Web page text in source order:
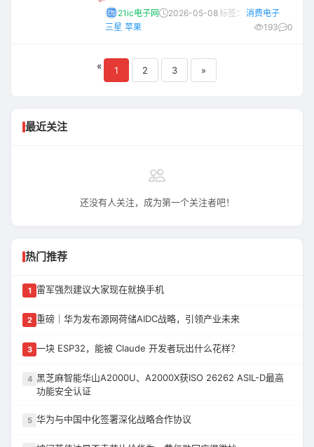
源于苹果对
系列包揽榜单前三，算上iPhone 16有四款机
型上榜。与之形成鲜明对比的是，剩下6款安卓
最后一位。 但如果回顾Q1整个手机市场的销量
数据，则能发现，小米遭遇了相当大的挫折。
21ic电子网 2026-05-08标签：
消费电子
三星 苹果 193 0
« 1 2 3 »
最近关注
还没有人关注，成为第一个关注者吧！
热门推荐
1 雷军强烈建议大家现在就换手机
2 重磅｜华为发布源网荷储AIDC战略，引领产业未来
3 一块 ESP32，能被 Claude 开发者玩出什么花样？
4 黑芝麻智能华山A2000U、A2000X获ISO 26262 ASIL-D最高
功能安全认证
5 华为与中国中化签署深化战略合作协议